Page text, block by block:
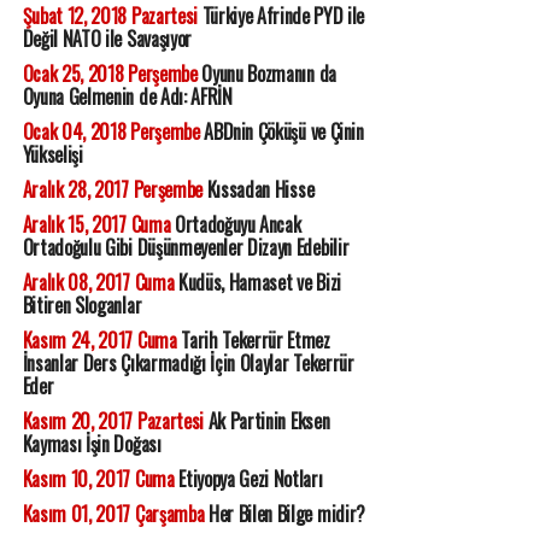
Şubat 12, 2018 PazartesiTürkiye Afrinde PYD ile
Değil NATO ile Savaşıyor
Ocak 25, 2018 PerşembeOyunu Bozmanın da
Oyuna Gelmenin de Adı: AFRİN
Ocak 04, 2018 PerşembeABDnin Çöküşü ve Çinin
Yükselişi
Aralık 28, 2017 PerşembeKıssadan Hisse
Aralık 15, 2017 CumaOrtadoğuyu Ancak
Ortadoğulu Gibi Düşünmeyenler Dizayn Edebilir
Aralık 08, 2017 CumaKudüs, Hamaset ve Bizi
Bitiren Sloganlar
Kasım 24, 2017 CumaTarih Tekerrür Etmez
İnsanlar Ders Çıkarmadığı İçin Olaylar Tekerrür
Eder
Kasım 20, 2017 PazartesiAk Partinin Eksen
Kayması İşin Doğası
Kasım 10, 2017 CumaEtiyopya Gezi Notları
Kasım 01, 2017 ÇarşambaHer Bilen Bilge midir?